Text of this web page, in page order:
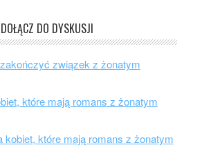
DOŁĄCZ DO DYSKUSJI
związek z żonatym
które mają romans z żonatym
kobiet, które mają romans z żonatym